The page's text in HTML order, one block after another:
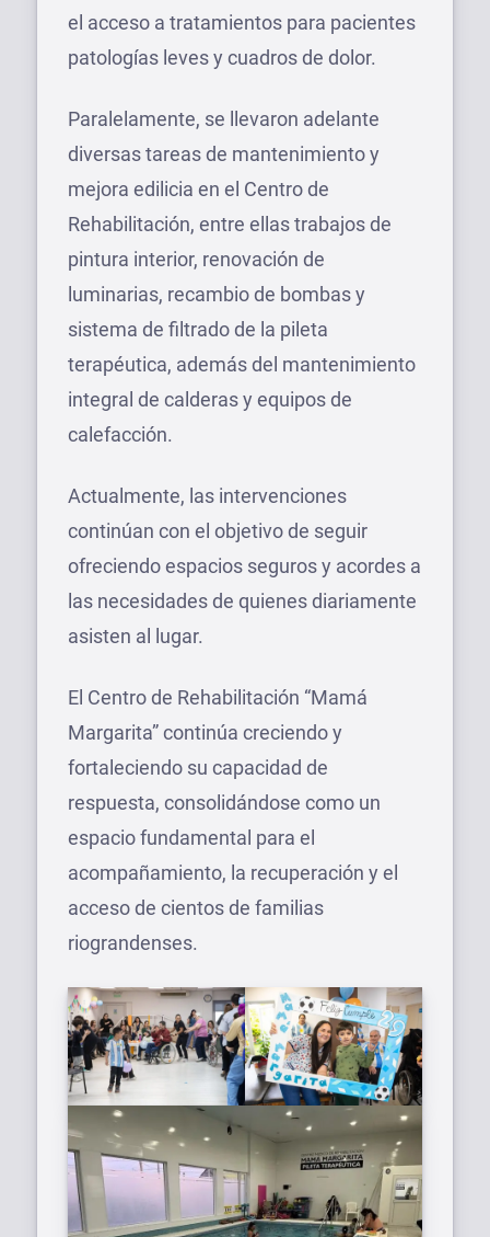
el acceso a tratamientos para pacientes
patologías leves y cuadros de dolor.
Paralelamente, se llevaron adelante
diversas tareas de mantenimiento y
mejora edilicia en el Centro de
Rehabilitación, entre ellas trabajos de
pintura interior, renovación de
luminarias, recambio de bombas y
sistema de filtrado de la pileta
terapéutica, además del mantenimiento
integral de calderas y equipos de
calefacción.
Actualmente, las intervenciones
continúan con el objetivo de seguir
ofreciendo espacios seguros y acordes a
las necesidades de quienes diariamente
asisten al lugar.
El Centro de Rehabilitación “Mamá
Margarita” continúa creciendo y
fortaleciendo su capacidad de
respuesta, consolidándose como un
espacio fundamental para el
acompañamiento, la recuperación y el
acceso de cientos de familias
riograndenses.